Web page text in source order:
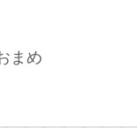
まめ